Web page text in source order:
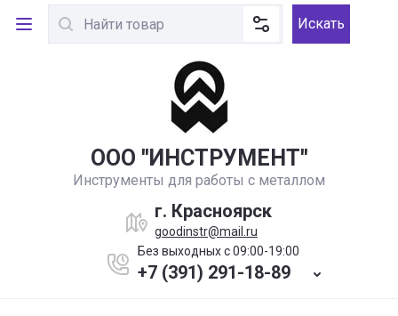
ООО ''ИНСТРУМЕНТ''
Инструменты для работы с металлом
г. Красноярск
goodinstr@mail.ru
Без выходных с 09:00-19:00
+7 (391) 291-18-89
Искать